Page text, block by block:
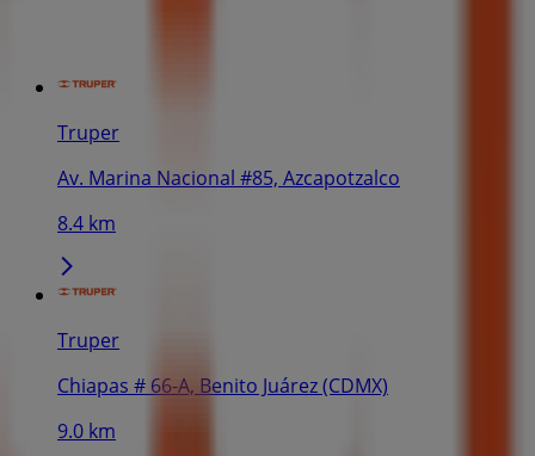
Truper
Av. Marina Nacional #85, Azcapotzalco
8.4 km
Truper
Chiapas # 66-A, Benito Juárez (CDMX)
9.0 km